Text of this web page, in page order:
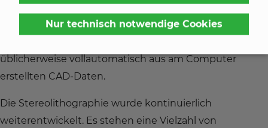
Nur technisch notwendige Cookies
im Raum materialisierende (Raster-)Punkte
schichtenweise aufgebaut wird. Die Fertigung eines
üblicherweise vollautomatisch aus am Computer
erstellten CAD-Daten.
Die Stereolithographie wurde kontinuierlich
weiterentwickelt. Es stehen eine Vielzahl von